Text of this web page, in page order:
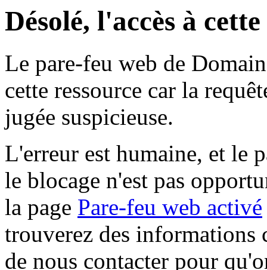
Désolé, l'accès à
Le pare-feu web de
cette ressource car la
jugée suspicieuse.
L'erreur est humaine, et le
le blocage n'est pas
la page Pare-feu web activé
trouverez des informations
de nous contacter pour